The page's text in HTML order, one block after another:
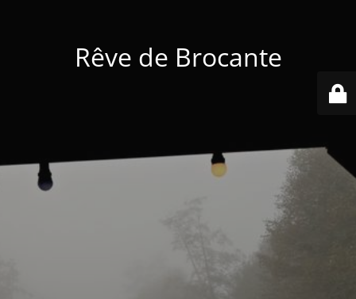
Rêve de Brocante